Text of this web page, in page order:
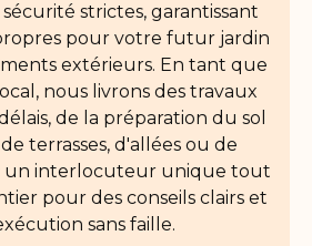
strictes, garantissant
pour votre futur jardin
extérieurs. En tant que
nous livrons des travaux
de la préparation du sol
terrasses, d'allées ou de
un interlocuteur unique tout
pour des conseils clairs et
sans faille.